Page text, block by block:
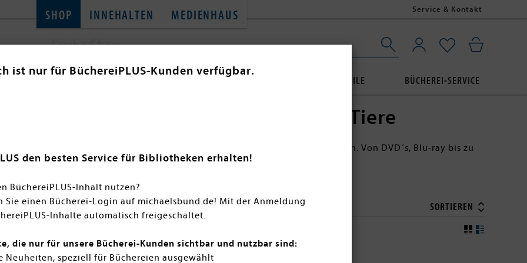
SHOP INNEHALTEN MEDIENHAUS Service & Kontakt
BUCHPROFILE BÜCHEREI-SERVICE
ist nur für BüchereiPLUS-Kunden verfügbar.
den besten Service für Bibliotheken erhalten!
BüchereiPLUS-Inhalt nutzen?
Sie einen Bücherei-Login auf michaelsbund.de! Mit der Anmeldung
Inhalte automatisch freigeschaltet.
die nur für unsere Bücherei-Kunden sichtbar und nutzbar sind:
Neuheiten, speziell für Büchereien ausgewählt
Kinofilm - Die Schule der magischen Tiere
Sie alles Mögliche zum Kinofilm "Die Schule der magischen Tiere" entdecken. Von DVD´s, Blu-ray bis zu
ist hier vieles dabei. Viel Spaß beim Stöbern!
SORTIEREN